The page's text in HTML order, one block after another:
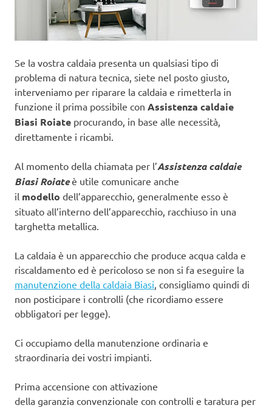
Se la vostra caldaia presenta un qualsiasi tipo di
problema di natura tecnica, siete nel posto giusto,
interveniamo per riparare la caldaia e rimetterla in
funzione il prima possibile con Assistenza caldaie
Biasi Roiate procurando, in base alle necessità,
direttamente i ricambi.
Al momento della chiamata per l’Assistenza caldaie
Biasi Roiateè utile comunicare anche
il modello dell’apparecchio, generalmente esso è
situato all’interno dell’apparecchio, racchiuso in una
targhetta metallica.
La caldaia è un apparecchio che produce acqua calda e
riscaldamento ed è pericoloso se non si fa eseguire la
manutenzione della caldaia Biasi , consigliamo quindi di
non posticipare i controlli (che ricordiamo essere
obbligatori per legge).
Ci occupiamo della manutenzione ordinaria e
straordinaria dei vostri impianti.
Prima accensione con attivazione
della garanzia convenzionale con controlli e taratura per